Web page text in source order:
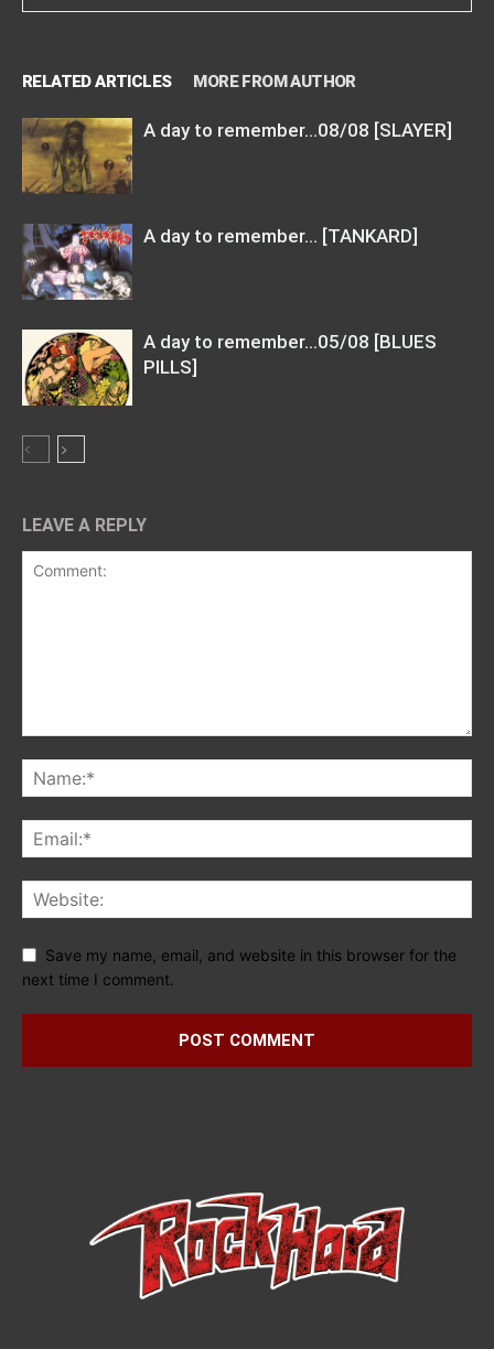
RELATED ARTICLES MORE FROM AUTHOR
A day to remember…08/08 [SLAYER]
A day to remember… [TANKARD]
A day to remember…05/08 [BLUES
PILLS]
LEAVE A REPLY
Save my name, email, and website in this browser for the
next time I comment.